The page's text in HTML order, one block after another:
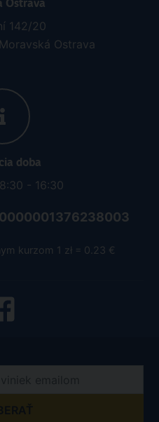
Ostrava
142/20
Ostrava
doba
- 16:30
kurzom 1 zł = 0.23 €